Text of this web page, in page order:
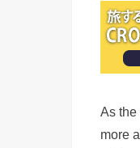
As the
more